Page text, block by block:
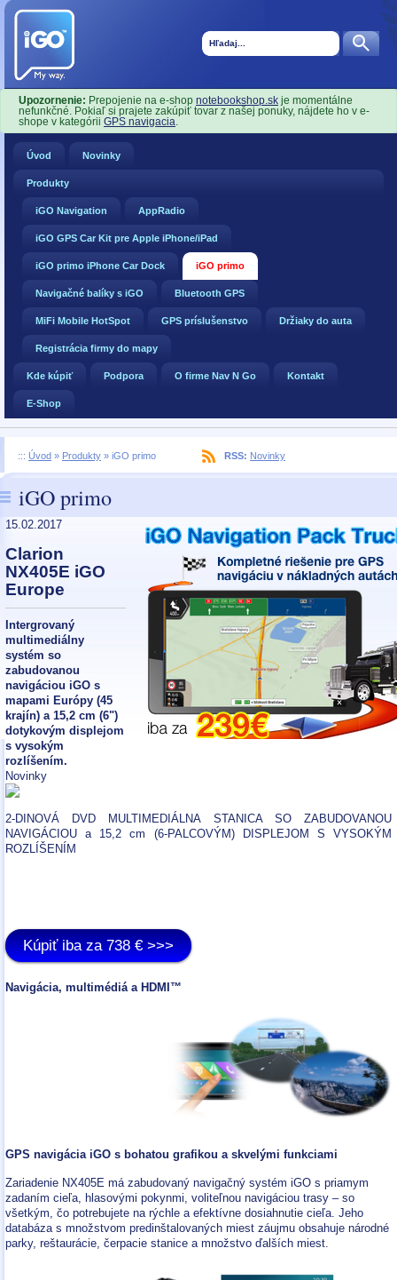
Upozornenie: Prepojenie na e-shop notebookshop.sk je momentálne
nefunkčné. Pokiaľ si prajete zakúpiť tovar z našej ponuky, nájdete ho v e-
shope v kategórii GPS navigacia.
Úvod Novinky
Produkty
iGO Navigation AppRadio
iGO GPS Car Kit pre Apple iPhone/iPad
iGO primo iPhone Car Dock iGO primo
Navigačné balíky s iGO Bluetooth GPS
MiFi Mobile HotSpot GPS príslušenstvo Držiaky do auta
Registrácia firmy do mapy
Kde kúpiť Podpora O firme Nav N Go Kontakt
E-Shop
RSS: Novinky
::: Úvod » Produkty » iGO primo
iGO primo
15.02.2017
Clarion
NX405E iGO
Europe
Intergrovaný
multimediálny
systém so
zabudovanou
navigáciou iGO s
mapami Európy (45
krajín) a 15,2 cm (6")
dotykovým displejom
s vysokým
rozlíšením.
Novinky
2-DINOVÁ DVD MULTIMEDIÁLNA STANICA SO ZABUDOVANOU
NAVIGÁCIOU a 15,2 cm (6-PALCOVÝM) DISPLEJOM S VYSOKÝM
ROZLÍŠENÍM
Kúpiť iba za 738 € >>>
Navigácia, multimédiá a HDMI™
GPS navigácia iGO s bohatou grafikou a skvelými funkciami
Zariadenie NX405E má zabudovaný navigačný systém iGO s priamym
zadaním cieľa, hlasovými pokynmi, voliteľnou navigáciou trasy – so
všetkým, čo potrebujete na rýchle a efektívne dosiahnutie cieľa. Jeho
databáza s množstvom predinštalovaných miest záujmu obsahuje národné
parky, reštaurácie, čerpacie stanice a množstvo ďalších miest.